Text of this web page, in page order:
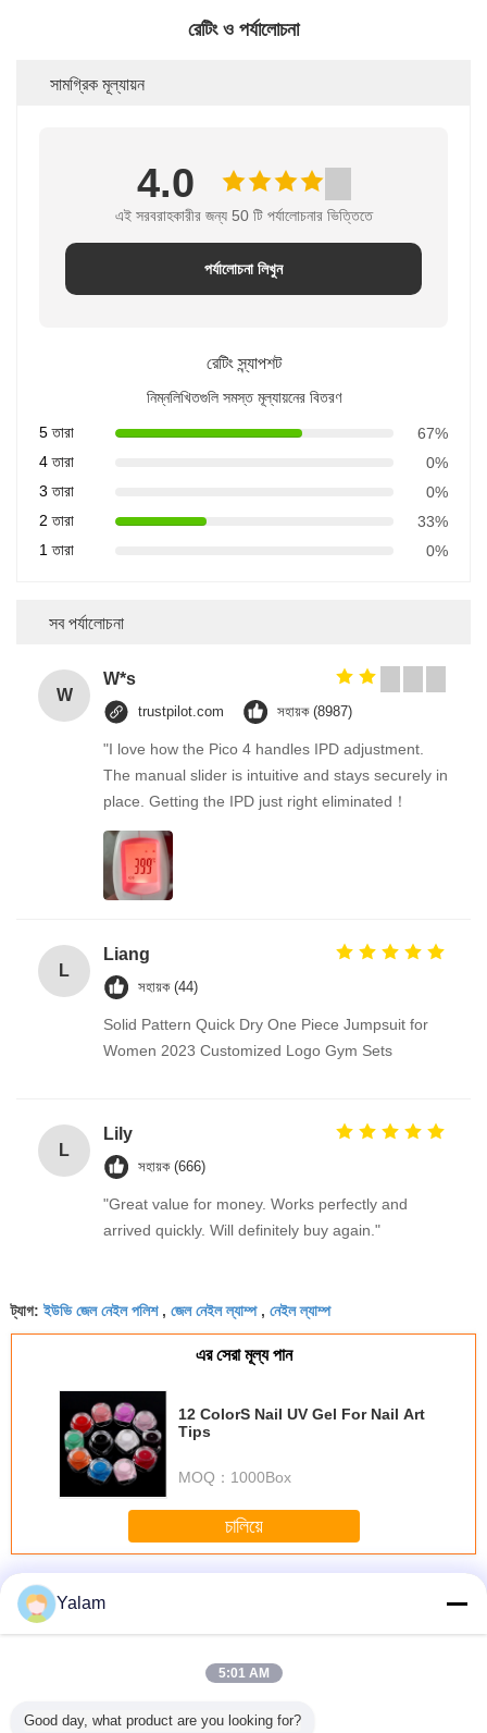
রেটিং ও পর্যালোচনা
সামগ্রিক মূল্যায়ন
4.0
এই সরবরাহকারীর জন্য 50 টি পর্যালোচনার ভিত্তিতে
পর্যালোচনা লিখুন
রেটিং স্ন্যাপশট
নিম্নলিখিতগুলি সমস্ত মূল্যায়নের বিতরণ
5 তারা
67%
4 তারা
0%
3 তারা
0%
2 তারা
33%
1 তারা
0%
সব পর্যালোচনা
W
W*s
trustpilot.com সহায়ক (8987)
"I love how the Pico 4 handles IPD adjustment.
The manual slider is intuitive and stays securely in
place. Getting the IPD just right eliminated！
L
Liang
সহায়ক (44)
Solid Pattern Quick Dry One Piece Jumpsuit for
Women 2023 Customized Logo Gym Sets
L
Lily
সহায়ক (666)
"Great value for money. Works perfectly and
arrived quickly. Will definitely buy again."
ট্যাগ:ইউভি জেল নেইল পলিশ, জেল নেইল ল্যাম্প, নেইল ল্যাম্প
এর সেরা মূল্য পান
12 ColorS Nail UV Gel For Nail Art
Tips
MOQ： 1000Box
চালিয়ে
অধিক
- off
Off Gel Nail
LED Nail Gel Nail
Yalam
5:01 AM
Good day, what product are you looking for?